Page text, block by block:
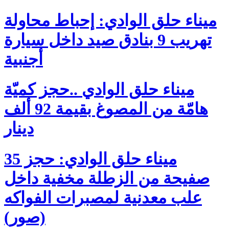
ميناء حلق الوادي: إحباط محاولة
تهريب 9 بنادق صيد داخل سيارة
أجنبية
ميناء حلق الوادي ..حجز كميّة
هامّة من المصوغ بقيمة 92 ألف
دينار
ميناء حلق الوادي: حجز 35
صفيحة من الزطلة مخفية داخل
علب معدنية لمصبرات الفواكه
(صور)